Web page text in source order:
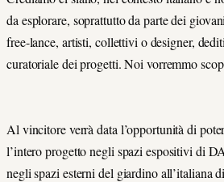
da esplorare, soprattutto da parte dei
free-lance, artisti, collettivi o designer,
curatoriale dei progetti. Noi vorremmo
Al vincitore verrà data l’opportunità di
l’intero progetto negli spazi espositivi di
negli spazi esterni del giardino all’italiana